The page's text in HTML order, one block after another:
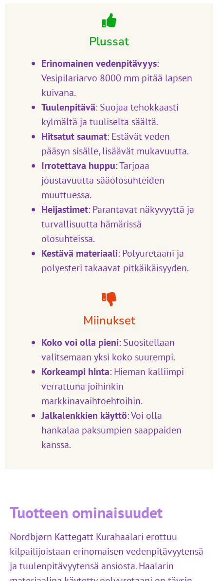
Plussat
Erinomainen vedenpitävyys:
Vesipilariarvo 8000 mm pitää lapsen
kuivana.
Tuulenpitävä: Suojaa tehokkaasti
kylmältä ja tuuliselta säältä.
Hitsatut saumat: Estävät veden
pääsyn sisälle, lisäävät mukavuutta.
Irrotettava huppu: Tarjoaa
joustavuutta sääolosuhteiden
muuttuessa.
Heijastimet: Parantavat näkyvyyttä ja
turvallisuutta hämärissä
olosuhteissa.
Kestävä materiaali: Polyuretaani ja
polyesteri takaavat pitkäikäisyyden.
Miinukset
Koko voi olla pieni: Suositellaan
valitsemaan yksi koko suurempi.
Korkeampi hinta: Hieman kalliimpi
verrattuna joihinkin
markkinavaihtoehtoihin.
Jalkalenkkien käyttö: Voi olla
hankalaa paksumpien saappaiden
kanssa.
Tuotteen ominaisuudet
Nordbjørn Kattegatt Kurahaalari erottuu
kilpailijoistaan erinomaisen vedenpitävyytensä
ja tuulenpitävyytensä ansiosta. Haalarin